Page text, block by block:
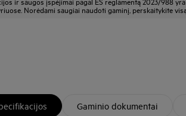
Norėdami saugiai naudoti gaminį, perskaitykite
Gaminio dokumentai